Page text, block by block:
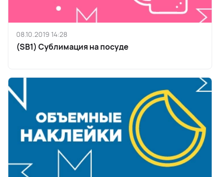
08.10.2019 14:28
(SB1) Сублимация на посуде